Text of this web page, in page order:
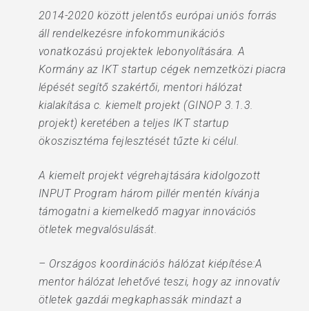
2014-2020 között jelentős európai uniós forrás
áll rendelkezésre infokommunikációs
vonatkozású projektek lebonyolítására. A
Kormány az IKT startup cégek nemzetközi piacra
lépését segítő szakértői, mentori hálózat
kialakítása c. kiemelt projekt (GINOP 3.1.3.
projekt) keretében a teljes IKT startup
ökoszisztéma fejlesztését tűzte ki célul.
A kiemelt projekt végrehajtására kidolgozott
INPUT Program három pillér mentén kívánja
támogatni a kiemelkedő magyar innovációs
ötletek megvalósulását.
– Országos koordinációs hálózat kiépítése:A
mentor hálózat lehetővé teszi, hogy az innovatív
ötletek gazdái megkaphassák mindazt a